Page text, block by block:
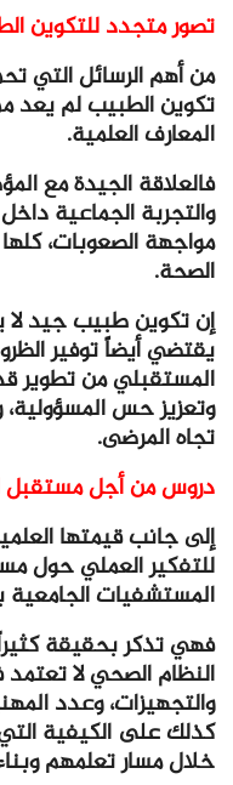
تصور متجدد للتكوين
من أهم الرسائل التي
تكوين الطبيب لم يعد
المعارف العلمية.
فالعلاقة الجيدة مع
والتجربة الجماعية
مواجهة الصعوبات،
الصحة.
إن تكوين طبيب جيد
يقتضي أيضاً توفير
المستقبلي من تطوير
وتعزيز حس المسؤولية،
تجاه المرضى.
دروس من أجل مستقبل
إلى جانب قيمتها
للتفكير العملي حول
المستشفيات الجامعية
فهي تذكر بحقيقة
النظام الصحي لا
والتجهيزات، وعدد
كذلك على الكيفية
خلال مسار تعلمهم